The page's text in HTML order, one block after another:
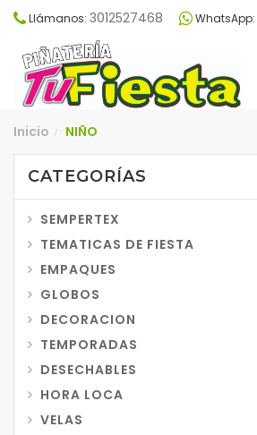
Llámanos: 3012527468 WhatsApp:
Inicio / NIÑO
CATEGORÍAS
SEMPERTEX
TEMATICAS DE FIESTA
EMPAQUES
GLOBOS
DECORACION
TEMPORADAS
DESECHABLES
HORA LOCA
VELAS